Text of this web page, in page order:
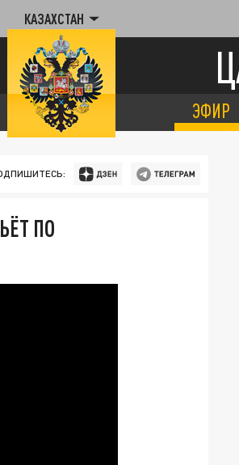
КАЗАХСТАН
ЭФИР
ПО